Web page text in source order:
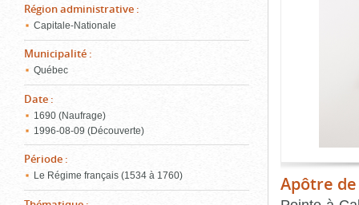
Région administrative :
Capitale-Nationale
Municipalité :
Québec
Date :
1690 (Naufrage)
1996‑08‑09 (Découverte)
Période :
Le Régime français (1534 à 1760) Apôtre